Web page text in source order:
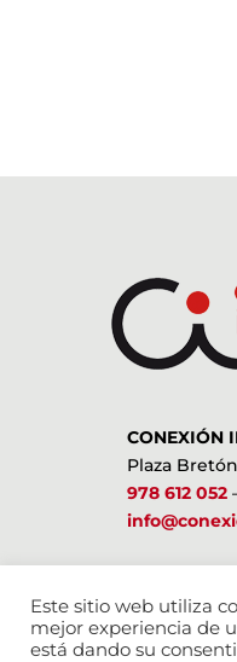
CONEXIÓN
Plaza Bretón
978 612 052
Este sitio web utiliza
mejor experiencia de
está dando su